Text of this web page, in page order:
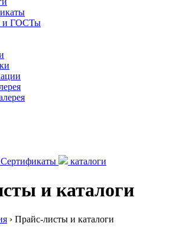
ГОСТы
Сертификаты каталоги
и каталоги
› Прайс-листы и каталоги